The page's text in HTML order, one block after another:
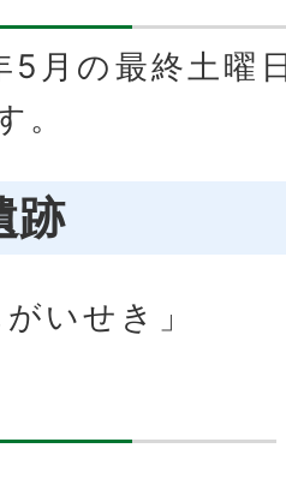
5月の最終土曜
。
跡
いせき」